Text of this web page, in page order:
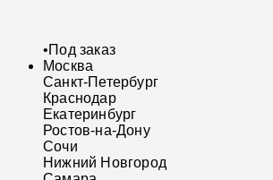
•Под заказ
Москва
Санкт-Петербург
Краснодар
Екатеринбург
Ростов-на-Дону
Сочи
Нижний Новгород